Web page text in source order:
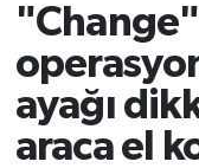
ayağı
araca el
Eğitim
Ekonomi
Genel
Trafik Durumu
Süper Lig
Tüm